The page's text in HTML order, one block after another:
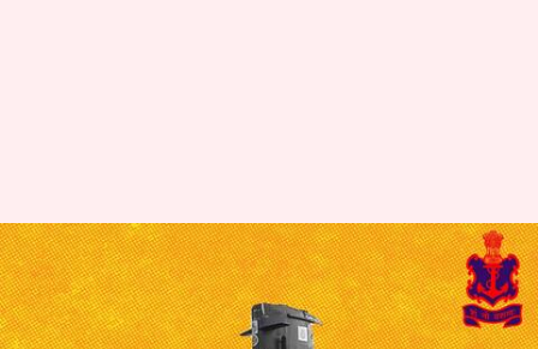
భారత అమ్ములపొదిలోకి మరో అస్త్రం,
నౌకాదళంలోకి ప్రవేశించిన సబ్‌మెరైన్
ఐఎన్ఎస్ 'వగిర్'